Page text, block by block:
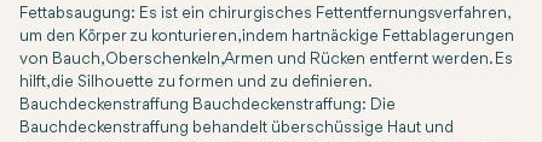
Fettabsaugung: Es ist ein chirurgisches Fettentfernungsverfahren,
um den Körper zu konturieren, indem hartnäckige Fettablagerungen
von Bauch, Oberschenkeln, Armen und Rücken entfernt werden. Es
hilft, die Silhouette zu formen und zu definieren.
Bauchdeckenstraffung Bauchdeckenstraffung: Die
Bauchdeckenstraffung behandelt überschüssige Haut und